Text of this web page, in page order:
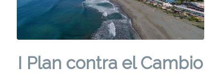
I Plan contra el Cambio